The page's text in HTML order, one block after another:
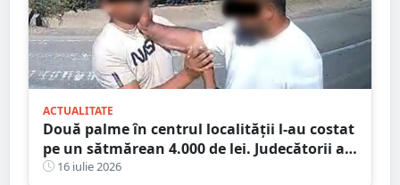
ACTUALITATE
Două palme în centrul localității l-au costat
pe un sătmărean 4.000 de lei. Judecătorii au
refuzat să îl lase fără condamnare penală
16 iulie 2026